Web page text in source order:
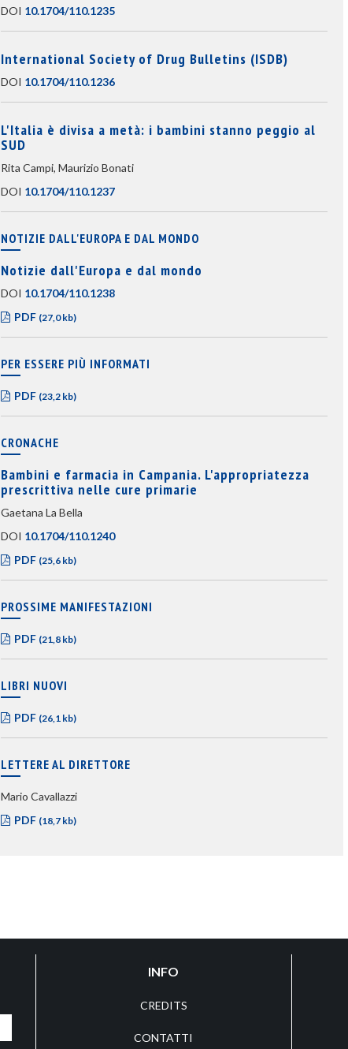
DOI 10.1704/110.1235
International Society of Drug Bulletins (ISDB)
DOI 10.1704/110.1236
L'Italia è divisa a metà: i bambini stanno peggio al
SUD
Rita Campi, Maurizio Bonati
DOI 10.1704/110.1237
NOTIZIE DALL'EUROPA E DAL MONDO
Notizie dall'Europa e dal mondo
DOI 10.1704/110.1238
PDF (27,0 kb)
PER ESSERE PIÙ INFORMATI
PDF (23,2 kb)
CRONACHE
Bambini e farmacia in Campania. L'appropriatezza
prescrittiva nelle cure primarie
Gaetana La Bella
DOI 10.1704/110.1240
PDF (25,6 kb)
PROSSIME MANIFESTAZIONI
PDF (21,8 kb)
LIBRI NUOVI
PDF (26,1 kb)
LETTERE AL DIRETTORE
Mario Cavallazzi
PDF (18,7 kb)
INFO
CREDITS
CONTATTI